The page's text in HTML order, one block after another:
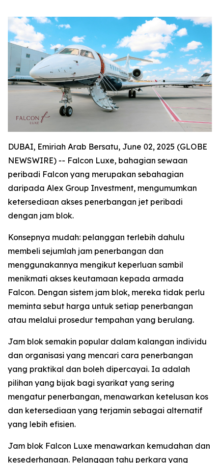
DUBAI, Emiriah Arab Bersatu, June 02, 2025 (GLOBE
NEWSWIRE) -- Falcon Luxe, bahagian sewaan
peribadi Falcon yang merupakan sebahagian
daripada Alex Group Investment, mengumumkan
ketersediaan akses penerbangan jet peribadi
dengan jam blok.
Konsepnya mudah: pelanggan terlebih dahulu
membeli sejumlah jam penerbangan dan
menggunakannya mengikut keperluan sambil
menikmati akses keutamaan kepada armada
Falcon. Dengan sistem jam blok, mereka tidak perlu
meminta sebut harga untuk setiap penerbangan
atau melalui prosedur tempahan yang berulang.
Jam blok semakin popular dalam kalangan individu
dan organisasi yang mencari cara penerbangan
yang praktikal dan boleh dipercayai. Ia adalah
pilihan yang bijak bagi syarikat yang sering
mengatur penerbangan, menawarkan ketelusan kos
dan ketersediaan yang terjamin sebagai alternatif
yang lebih efisien.
Jam blok Falcon Luxe menawarkan kemudahan dan
kesederhanaan. Pelanggan tahu perkara yang